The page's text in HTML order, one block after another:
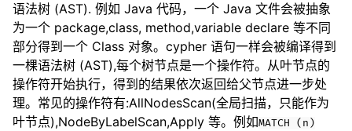
语法树 (AST). 例如 Java 代码，一个 Java 文件会被抽象
为一个 package,class, method,variable declare 等不同
部分得到一个 Class 对象。cypher 语句一样会被编译得到
一棵语法树 (AST),每个树节点是一个操作符。从叶节点的
操作符开始执行，得到的结果依次返回给父节点进一步处
理。常见的操作符有:AllNodesScan(全局扫描，只能作为
叶节点),NodeByLabelScan,Apply 等。例如MATCH (n)